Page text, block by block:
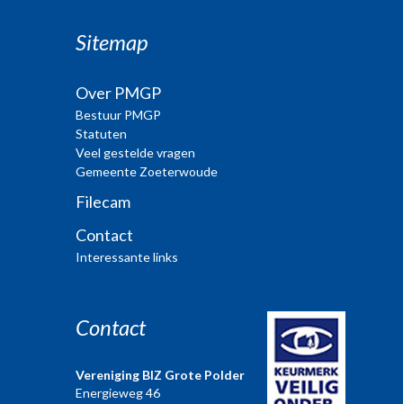
Sitemap
Over PMGP
Bestuur PMGP
Statuten
Veel gestelde vragen
Gemeente Zoeterwoude
Filecam
Contact
Interessante links
Contact
Vereniging BIZ Grote Polder
Energieweg 46